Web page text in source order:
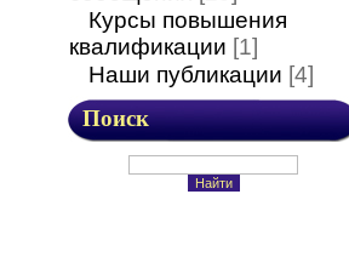
Курсы повышения
квалификации [1]
Наши публикации [4]
Поиск